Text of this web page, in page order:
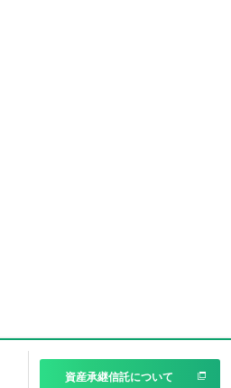
資産承継信託について